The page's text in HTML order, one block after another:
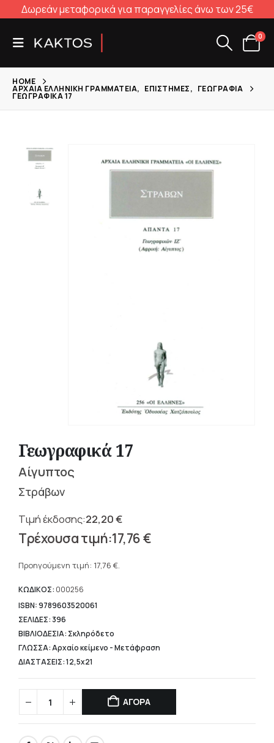
Δωρεάν μεταφορικά για παραγγελίες άνω των 25€
0
HOME
ΑΡΧΑΊΑ ΕΛΛΗΝΙΚΉ ΓΡΑΜΜΑΤΕΊΑ, ΕΠΙΣΤΉΜΕΣ, ΓΕΩΓΡΑΦΊΑ
ΓΕΩΓΡΑΦΙΚΆ 17
Γεωγραφικά 17
Αίγυπτος
Στράβων
22,20€
Original
price
22,20 €.
17,76€
τρέχουσα
είναι:
17,76 €.
Προηγούμενη τιμή: 17,76 €.
ΚΩΔΙΚΟΣ: 000256
ISBN: 9789603520061
ΣΕΛΙΔΕΣ: 396
ΒΙΒΛΙΟΔΕΣΙΑ: Σκληρόδετο
ΓΛΩΣΣΑ: Αρχαίο κείμενο - Μετάφραση
ΔΙΑΣΤΑΣΕΙΣ: 12,5x21
ΑΓΟΡΑ